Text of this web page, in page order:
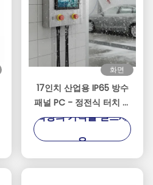
화면
17인치 산업용 IP65 방수
패널 PC - 정전식 터치 스
크린 - 인텔 셀러론 J1900
최상의 가격을 얻으세
요